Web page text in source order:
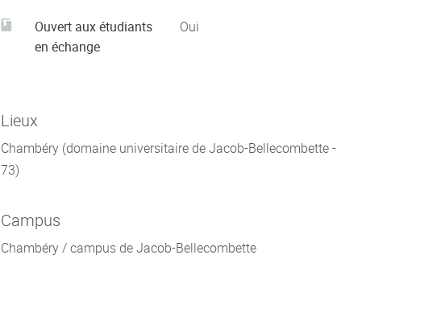
Ouvert aux étudiants
en échange
Oui
Lieux
Chambéry (domaine universitaire de Jacob-Bellecombette -
73)
Campus
Chambéry / campus de Jacob-Bellecombette